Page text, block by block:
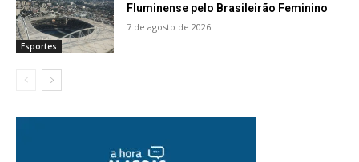
Esportes
Fluminense pelo Brasileirão Feminino
7 de agosto de 2026